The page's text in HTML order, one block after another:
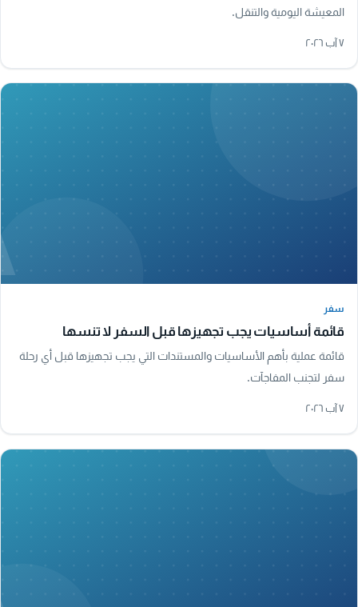
المعيشة اليومية والتنقل.
٧ آب ٢٠٢٦
سفر
قائمة أساسيات يجب تجهيزها قبل السفر لا تنسها
قائمة عملية بأهم الأساسيات والمستندات التي يجب تجهيزها قبل أي رحلة
سفر لتجنب المفاجآت.
٧ آب ٢٠٢٦